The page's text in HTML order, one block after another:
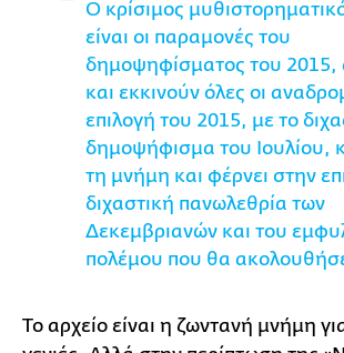
Ο κρίσιμος
είναι οι παραμονές του
δημοψηφίσματος του 2015,
και εκκινούν όλες οι
επιλογή του 2015, με το
δημοψήφισμα του Ιουλίου,
τη μνήμη και φέρνει στην
διχαστική πανωλεθρία των
Δεκεμβριανών και του
πολέμου που θα
Το αρχείο είναι η ζωντανή μνήμη